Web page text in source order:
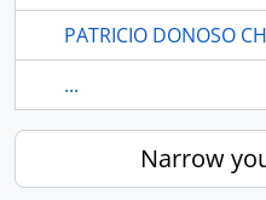
PATRICIO DONOSO
...
Narrow